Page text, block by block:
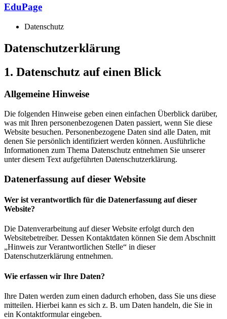
EduPage
Datenschutz
Datenschutz­erklärung
1. Datenschutz auf einen Blick
Allgemeine Hinweise
Die folgenden Hinweise geben einen einfachen Überblick darüber,
was mit Ihren personenbezogenen Daten passiert, wenn Sie diese
Website besuchen. Personenbezogene Daten sind alle Daten, mit
denen Sie persönlich identifiziert werden können. Ausführliche
Informationen zum Thema Datenschutz entnehmen Sie unserer
unter diesem Text aufgeführten Datenschutzerklärung.
Datenerfassung auf dieser Website
Wer ist verantwortlich für die Datenerfassung auf dieser
Website?
Die Datenverarbeitung auf dieser Website erfolgt durch den
Websitebetreiber. Dessen Kontaktdaten können Sie dem Abschnitt
„Hinweis zur Verantwortlichen Stelle“ in dieser
Datenschutzerklärung entnehmen.
Wie erfassen wir Ihre Daten?
Ihre Daten werden zum einen dadurch erhoben, dass Sie uns diese
mitteilen. Hierbei kann es sich z. B. um Daten handeln, die Sie in
ein Kontaktformular eingeben.